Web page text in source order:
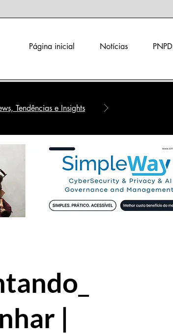
Página inicial Notícias
Tendências e Insights
|